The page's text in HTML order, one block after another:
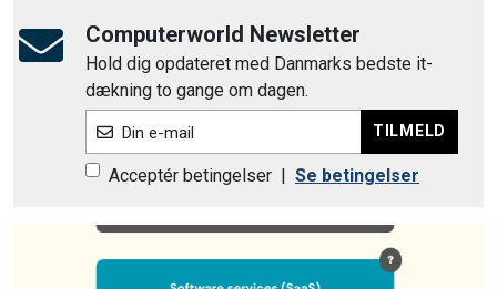
Computerworld Newsletter
Hold dig opdateret med Danmarks bedste it-
dækning to gange om dagen.
Din e-mail TILMELD
Acceptér betingelser | Se betingelser